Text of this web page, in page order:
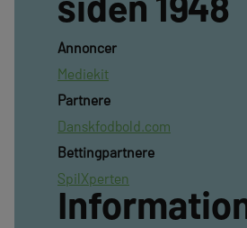
Annoncer
Mediekit
Partnere
Danskfodbold.com
Bettingpartnere
SpilXperten